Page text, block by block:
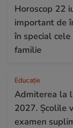
Horoscop 22
important de
în special
familie
Educație
Admiterea la
2027. Școlile
examen